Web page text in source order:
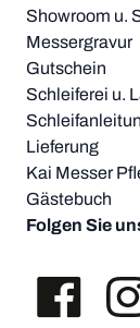
Showroom u.
Messergravur
Gutschein
Schleiferei u.
Lieferung
Kai Messer
Gästebuch
Folgen Sie